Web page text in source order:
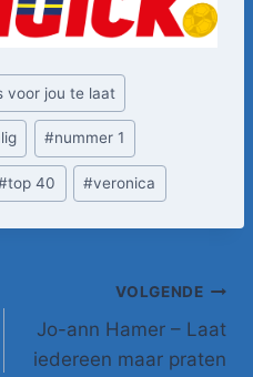
voor jou te laat
#nummer 1
top 40 #veronica
VOLGENDE
Jo-ann Hamer – Laat
iedereen maar praten